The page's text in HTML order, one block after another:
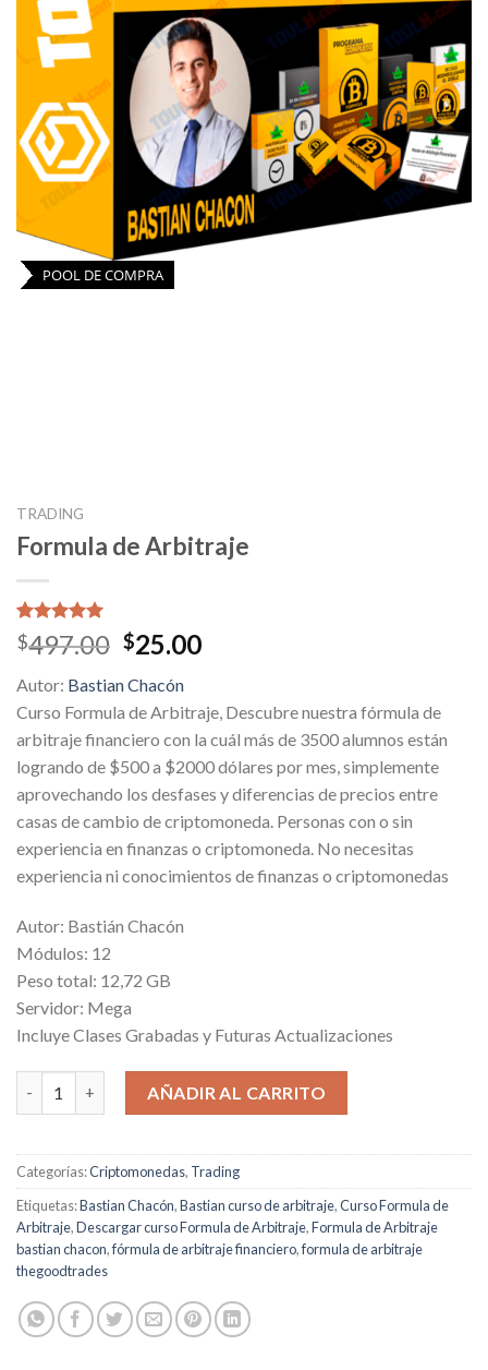
POOL DE COMPRA
TRADING
Formula de Arbitraje
Valorado
5.00sobre
en
1
puntuación
de cliente
$497.00 Original
was:
$497.00.
$25.00Current
$25.00.
Autor: Bastian Chacón
Curso Formula de Arbitraje, Descubre nuestra fórmula de
arbitraje financiero con la cuál más de 3500 alumnos están
logrando de $500 a $2000 dólares por mes, simplemente
aprovechando los desfases y diferencias de precios entre
casas de cambio de criptomoneda. Personas con o sin
experiencia en finanzas o criptomoneda. No necesitas
experiencia ni conocimientos de finanzas o criptomonedas
Autor: Bastián Chacón
Módulos: 12
Peso total: 12,72 GB
Servidor: Mega
Incluye Clases Grabadas y Futuras Actualizaciones
Formula de Arbitraje cantidadAÑADIR AL CARRITO
Categorías:Criptomonedas, Trading
Etiquetas:Bastian Chacón,Bastian curso de arbitraje,Curso Formula de
Arbitraje,Descargar curso Formula de Arbitraje,Formula de Arbitraje
bastian chacon,fórmula de arbitraje financiero,formula de arbitraje
thegoodtrades